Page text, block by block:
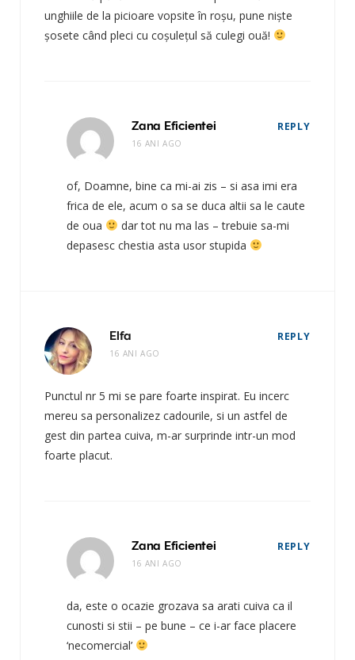
unghiile de la picioare vopsite în roșu, pune niște
șosete când pleci cu coșulețul să culegi ouă!
Zana Eficientei
16 ANI AGO
REPLY
of, Doamne, bine ca mi-ai zis – si asa imi era
frica de ele, acum o sa se duca altii sa le caute
de oua
dar tot nu ma las – trebuie sa-mi
depasesc chestia asta usor stupida
Elfa
16 ANI AGO
REPLY
Punctul nr 5 mi se pare foarte inspirat. Eu incerc
mereu sa personalizez cadourile, si un astfel de
gest din partea cuiva, m-ar surprinde intr-un mod
foarte placut.
Zana Eficientei
16 ANI AGO
REPLY
da, este o ocazie grozava sa arati cuiva ca il
cunosti si stii – pe bune – ce i-ar face placere
‘necomercial’